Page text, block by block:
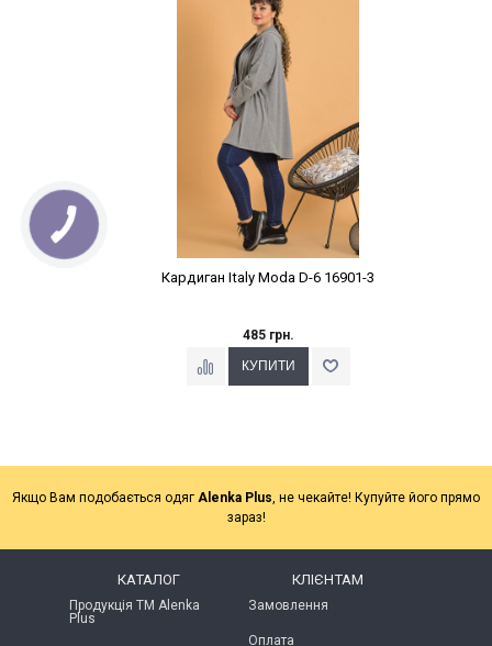
Кардиган Italy Moda D-6 16901-3
485 грн.
Якщо Вам подобається одяг Alenka Plus, не чекайте! Купуйте його прямо
зараз!
КАТАЛОГ
Продукція ТМ Alenka
Plus
КЛІЄНТАМ
Замовлення
Оплата